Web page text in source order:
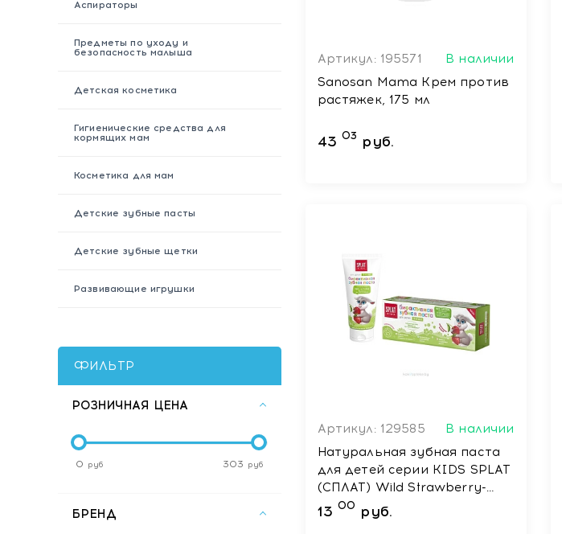
Аспираторы
Предметы по уходу и
безопасность малыша
Детская косметика
Гигиенические средства для
кормящих мам
Косметика для мам
Детские зубные пасты
Детские зубные щетки
Развивающие игрушки
ФИЛЬТР
РОЗНИЧНАЯ ЦЕНА
0 руб 303 руб
БРЕНД
Артикул: 195571
В наличии
Sanosan Mama Крем против
растяжек, 175 мл
43 03 руб.
Артикул: 129585
В наличии
Натуральная зубная паста
для детей серии KIDS SPLAT
(СПЛАТ) Wild Strawberry-
Cherry/Земляника-Вишня 50
13 00 руб.